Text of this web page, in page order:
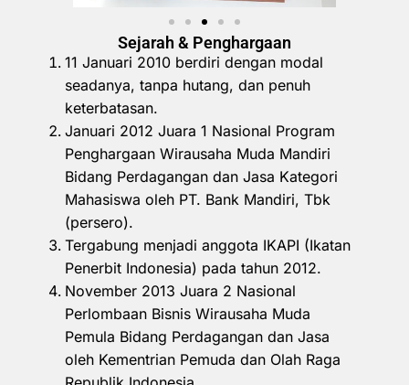
Sejarah & Penghargaan
11 Januari 2010 berdiri dengan modal
seadanya, tanpa hutang, dan penuh
keterbatasan.
Januari 2012 Juara 1 Nasional Program
Penghargaan Wirausaha Muda Mandiri
Bidang Perdagangan dan Jasa Kategori
Mahasiswa oleh PT. Bank Mandiri, Tbk
(persero).
Tergabung menjadi anggota IKAPI (Ikatan
Penerbit Indonesia) pada tahun 2012.
November 2013 Juara 2 Nasional
Perlombaan Bisnis Wirausaha Muda
Pemula Bidang Perdagangan dan Jasa
oleh Kementrian Pemuda dan Olah Raga